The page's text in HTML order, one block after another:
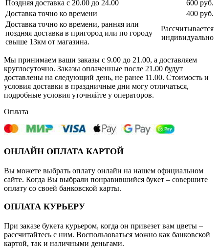
Поздняя доставка с 20.00 до 24.00
600 руб.
Доставка точно ко времени
400 руб.
Доставка точно ко времени, ранняя или
поздняя доставка в пригород или по городу
свыше 13км от магазина.
Рассчитывается
индивидуально
Мы принимаем ваши заказы с 9.00 до 21.00, а доставляем
круглосуточно. Заказы оплаченные после 21.00 будут
доставлены на следующий день, не ранее 11.00. Стоимость и
условия доставки в праздничные дни могу отличаться,
подробные условия уточняйте у операторов.
Оплата
ОНЛАЙН ОПЛАТА КАРТОЙ
Вы можете выбрать оплату онлайн на нашем официальном
сайте. Когда Вы выбрали понравившийся букет – совершите
оплату со своей банковской карты.
ОПЛАТА КУРЬЕРУ
При заказе букета курьером, когда он привезет вам цветы –
рассчитайтесь с ним. Воспользоваться можно как банковской
картой, так и наличными деньгами.